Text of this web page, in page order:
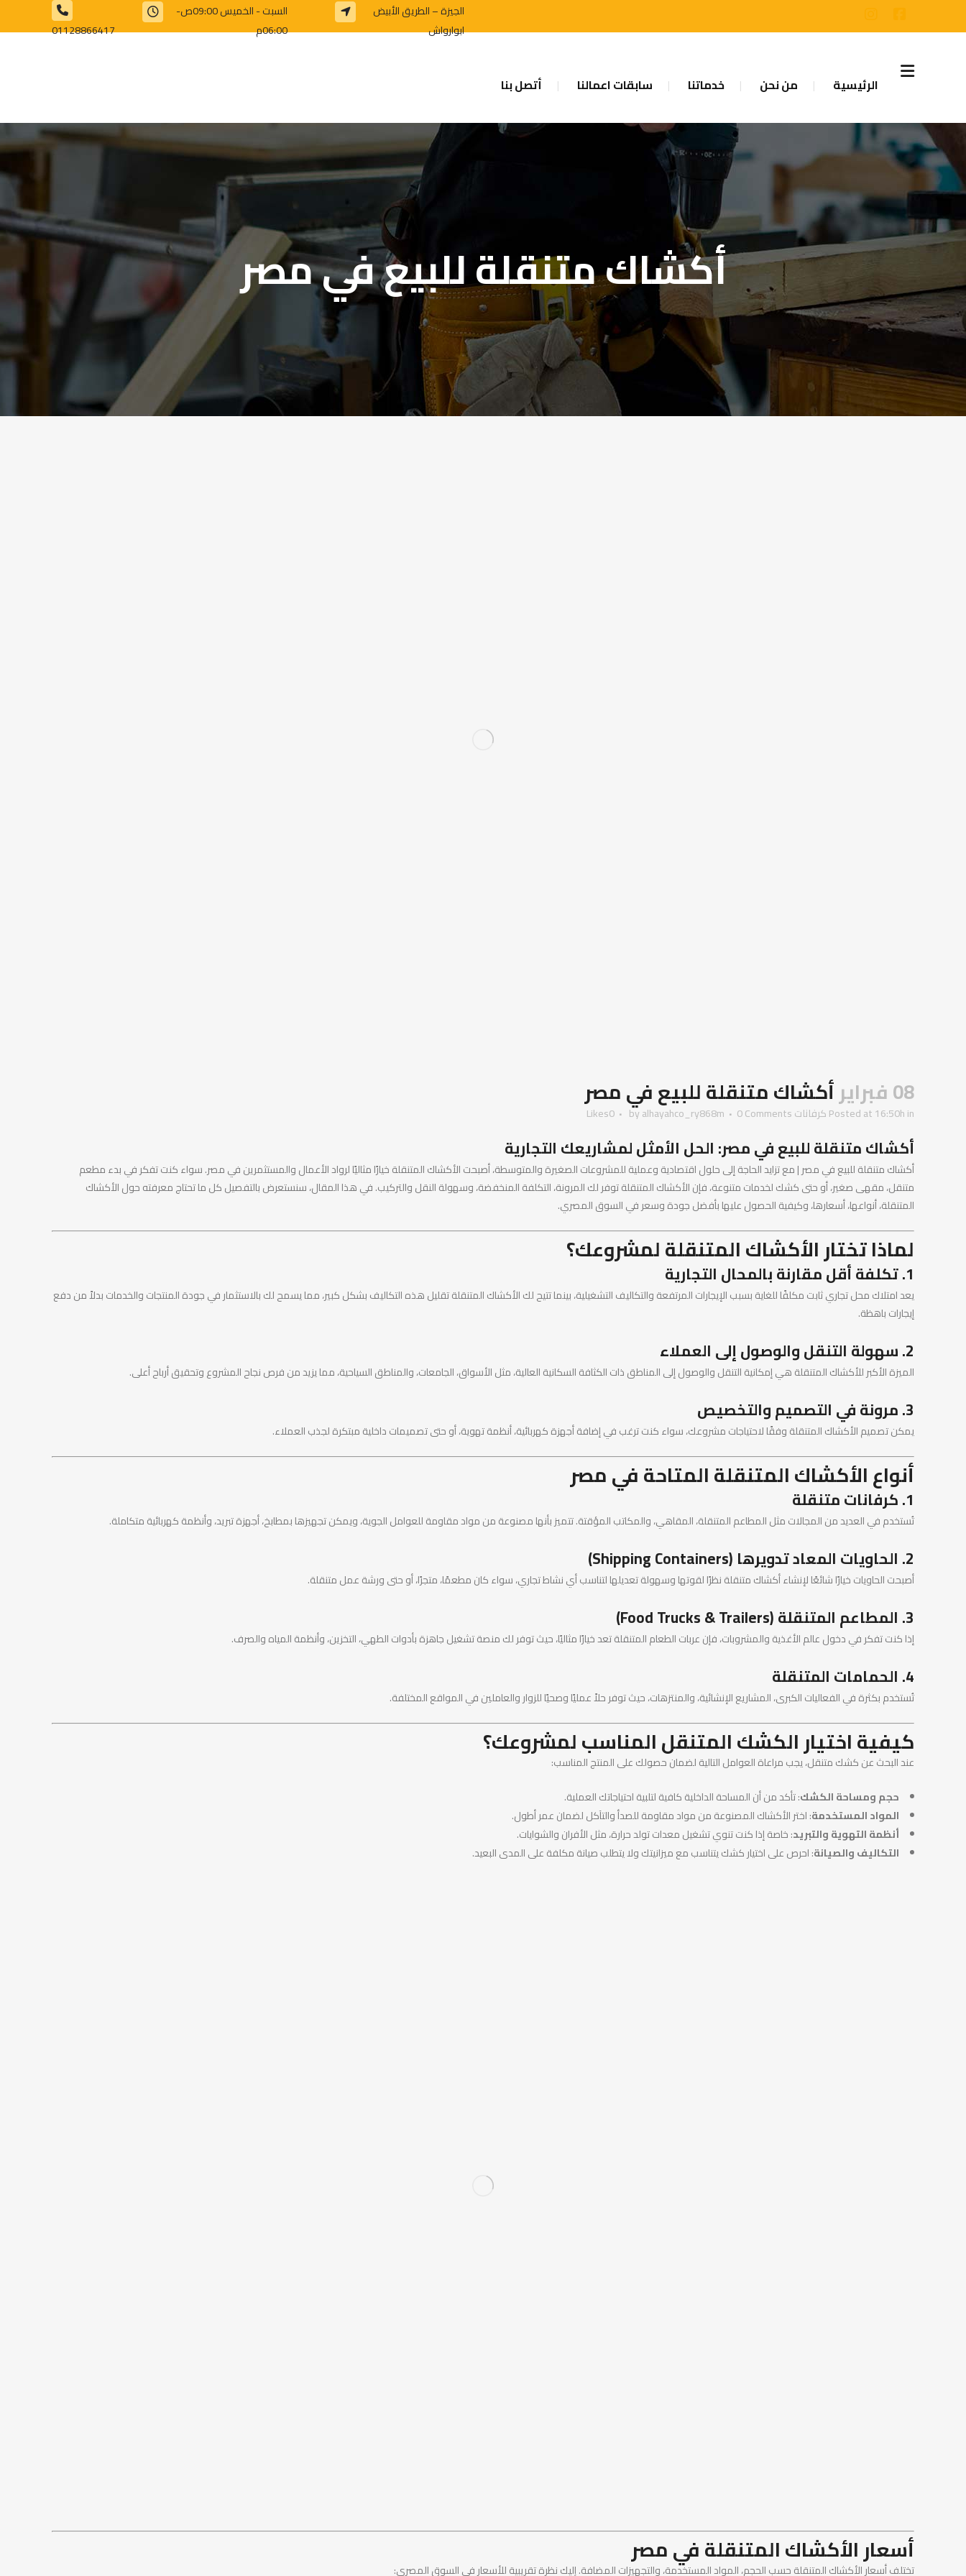
الجيزة – الطريق الأبيض
ابوارواش
السبت - الخميس 09:00ص-
06:00م
01128866417⁩
الرئيسية من نحن خدماتنا سابقات اعمالنا أتصل بنا
أكشاك متنقلة للبيع في مصر
08 فبراير أكشاك متنقلة للبيع في مصر
Posted at 16:50hin كرفانات byalhayahco_ry868m 0 Comments
0
Likes
أكشاك متنقلة للبيع في مصر: الحل الأمثل لمشاريعك التجارية
أكشاك متنقلة للبيع في مصر | مع تزايد الحاجة إلى حلول اقتصادية وعملية للمشروعات الصغيرة والمتوسطة، أصبحت الأكشاك المتنقلة خيارًا مثاليًا لرواد الأعمال والمستثمرين في مصر. سواء كنت تفكر في بدء مطعم
متنقل، مقهى صغير، أو حتى كشك لخدمات متنوعة، فإن الأكشاك المتنقلة توفر لك المرونة، التكلفة المنخفضة، وسهولة النقل والتركيب. في هذا المقال، سنستعرض بالتفصيل كل ما تحتاج معرفته حول الأكشاك
المتنقلة، أنواعها، أسعارها، وكيفية الحصول عليها بأفضل جودة وسعر في السوق المصري.
لماذا تختار الأكشاك المتنقلة لمشروعك؟
1. تكلفة أقل مقارنة بالمحال التجارية
يعد امتلاك محل تجاري ثابت مكلفًا للغاية بسبب الإيجارات المرتفعة والتكاليف التشغيلية، بينما تتيح لك الأكشاك المتنقلة تقليل هذه التكاليف بشكل كبير، مما يسمح لك بالاستثمار في جودة المنتجات والخدمات بدلاً من دفع
إيجارات باهظة.
2. سهولة التنقل والوصول إلى العملاء
الميزة الأكبر للأكشاك المتنقلة هي إمكانية التنقل والوصول إلى المناطق ذات الكثافة السكانية العالية، مثل الأسواق، الجامعات، والمناطق السياحية، مما يزيد من فرص نجاح المشروع وتحقيق أرباح أعلى.
3. مرونة في التصميم والتخصيص
يمكن تصميم الأكشاك المتنقلة وفقًا لاحتياجات مشروعك، سواء كنت ترغب في إضافة أجهزة كهربائية، أنظمة تهوية، أو حتى تصميمات داخلية مبتكرة لجذب العملاء.
أنواع الأكشاك المتنقلة المتاحة في مصر
1. كرفانات متنقلة
تُستخدم في العديد من المجالات مثل المطاعم المتنقلة، المقاهي، والمكاتب المؤقتة. تتميز بأنها مصنوعة من مواد مقاومة للعوامل الجوية، ويمكن تجهيزها بمطابخ، أجهزة تبريد، وأنظمة كهربائية متكاملة.
2. الحاويات المعاد تدويرها (Shipping Containers)
أصبحت الحاويات خيارًا شائعًا لإنشاء أكشاك متنقلة نظرًا لقوتها وسهولة تعديلها لتناسب أي نشاط تجاري، سواء كان مطعمًا، متجرًا، أو حتى ورشة عمل متنقلة.
3. المطاعم المتنقلة (Food Trucks & Trailers)
إذا كنت تفكر في دخول عالم الأغذية والمشروبات، فإن عربات الطعام المتنقلة تعد خيارًا مثاليًا، حيث توفر لك منصة تشغيل جاهزة بأدوات الطهي، التخزين، وأنظمة المياه والصرف.
4. الحمامات المتنقلة
تُستخدم بكثرة في الفعاليات الكبرى، المشاريع الإنشائية، والمنتزهات، حيث توفر حلاً عمليًا وصحيًا للزوار والعاملين في المواقع المختلفة.
كيفية اختيار الكشك المتنقل المناسب لمشروعك؟
عند البحث عن كشك متنقل، يجب مراعاة العوامل التالية لضمان حصولك على المنتج المناسب:
حجم ومساحة الكشك: تأكد من أن المساحة الداخلية كافية لتلبية احتياجاتك العملية.
المواد المستخدمة: اختر الأكشاك المصنوعة من مواد مقاومة للصدأ والتآكل لضمان عمر أطول.
أنظمة التهوية والتبريد: خاصة إذا كنت تنوي تشغيل معدات تولد حرارة، مثل الأفران والشوايات.
التكاليف والصيانة: احرص على اختيار كشك يتناسب مع ميزانيتك ولا يتطلب صيانة مكلفة على المدى البعيد.
أسعار الأكشاك المتنقلة في مصر
تختلف أسعار الأكشاك المتنقلة حسب الحجم، المواد المستخدمة، والتجهيزات المضافة. إليك نظرة تقريبية للأسعار في السوق المصري: